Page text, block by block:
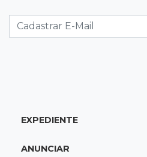
Estado, mas
18:02Ideb
Grande, Dourados e
EXPEDIENTE
ANUNCIAR